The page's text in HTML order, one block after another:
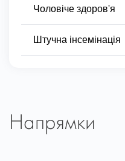
Чоловіче здоров'я
Штучна інсемінація
Напрямки